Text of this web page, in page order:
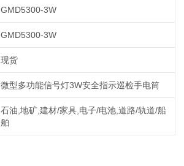
GMD5300-3W
GMD5300-3W
现货
微型多功能信号灯3W安全指示巡检手电筒
石油,地矿,建材/家具,电子/电池,道路/轨道/船
舶